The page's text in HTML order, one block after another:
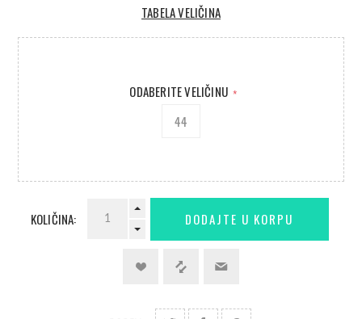
TABELA VELIČINA
ODABERITE VELIČINU *
44
KOLIČINA: